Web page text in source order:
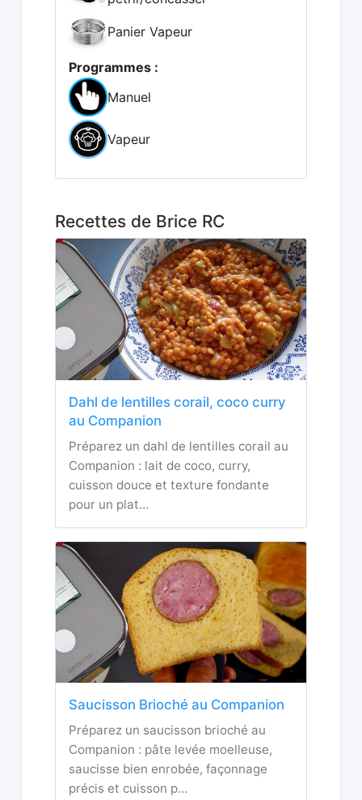
Panier Vapeur
Programmes :
Manuel
Vapeur
Recettes de Brice RC
Dahl de lentilles corail, coco curry
au Companion
Préparez un dahl de lentilles corail au
Companion : lait de coco, curry,
cuisson douce et texture fondante
pour un plat…
Saucisson Brioché au Companion
Préparez un saucisson brioché au
Companion : pâte levée moelleuse,
saucisse bien enrobée, façonnage
précis et cuisson p…